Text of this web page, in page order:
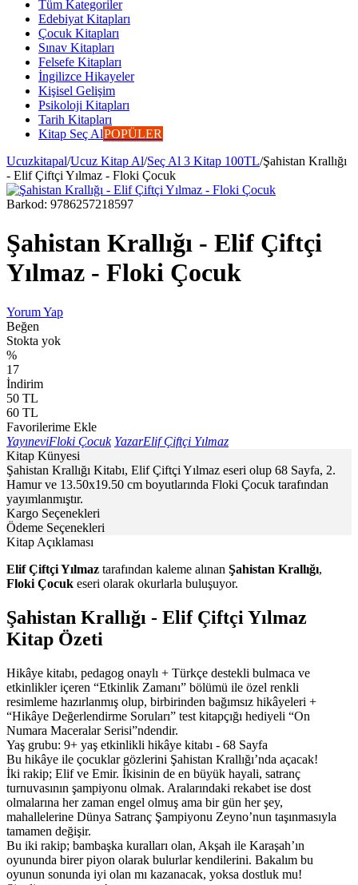
Tüm Kategoriler
Edebiyat Kitapları
Çocuk Kitapları
Sınav Kitapları
Felsefe Kitapları
İngilizce Hikayeler
Kişisel Gelişim
Psikoloji Kitapları
Tarih Kitapları
Kitap Seç AlPOPÜLER
Ucuzkitapal/Ucuz Kitap Al/Seç Al 3 Kitap 100TL/Şahistan Krallığı
- Elif Çiftçi Yılmaz - Floki Çocuk
Barkod: 9786257218597
Şahistan Krallığı - Elif Çiftçi
Yılmaz - Floki Çocuk
Yorum Yap
Beğen
Stokta yok
%
17
İndirim
50 TL
60 TL
Favorilerime Ekle
YayıneviFloki Çocuk YazarElif Çiftçi Yılmaz
Kitap Künyesi
Şahistan Krallığı Kitabı, Elif Çiftçi Yılmaz eseri olup 68 Sayfa, 2.
Hamur ve 13.50x19.50 cm boyutlarında Floki Çocuk tarafından
yayımlanmıştır.
Kargo Seçenekleri
Ödeme Seçenekleri
Kitap Açıklaması
Elif Çiftçi Yılmaz tarafından kaleme alınan Şahistan Krallığı,
Floki Çocuk eseri olarak okurlarla buluşuyor.
Şahistan Krallığı - Elif Çiftçi Yılmaz
Kitap Özeti
Hikâye kitabı, pedagog onaylı + Türkçe destekli bulmaca ve
etkinlikler içeren “Etkinlik Zamanı” bölümü ile özel renkli
resimleme hazırlanmış olup, birbirinden bağımsız hikâyeleri +
“Hikâye Değerlendirme Soruları” test kitapçığı hediyeli “On
Numara Maceralar Serisi”ndendir.
Yaş grubu: 9+ yaş etkinlikli hikâye kitabı - 68 Sayfa
Bu hikâye ile çocuklar gözlerini Şahistan Krallığı’nda açacak!
İki rakip; Elif ve Emir. İkisinin de en büyük hayali, satranç
turnuvasının şampiyonu olmak. Aralarındaki rekabet ise dost
olmalarına her zaman engel olmuş ama bir gün her şey,
mahallelerine Dünya Satranç Şampiyonu Zeyno’nun taşınmasıyla
tamamen değişir.
Bu iki rakip; bambaşka kuralları olan, Akşah ile Karaşah’ın
oyununda birer piyon olarak bulurlar kendilerini. Bakalım bu
oyunun sonunda iyi olan mı kazanacak, yoksa dostluk mu!